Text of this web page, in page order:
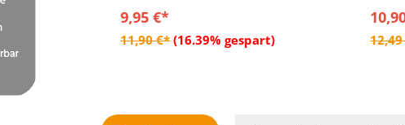
9,95 €*
11,90 €* (16.39% gespart)
In den Warenkorb